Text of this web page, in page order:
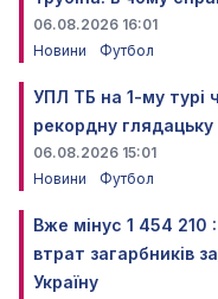
06.08.2026 16:01
Новини
Футбол
УПЛ ТБ на 1-му турі
рекордну
06.08.2026 15:01
Новини
Футбол
Вже мінус 1 454 210
втрат загарбників
Україну